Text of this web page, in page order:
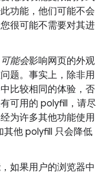
功能，他们可能不会
很可能不需要对其进
可能会影响网页的外观
题。事实上，除非用
比较相同的体验，否
可用的 polyfill，请尽
为许多其他功能使用
其他 polyfill 只会降低
如果用户的浏览器中